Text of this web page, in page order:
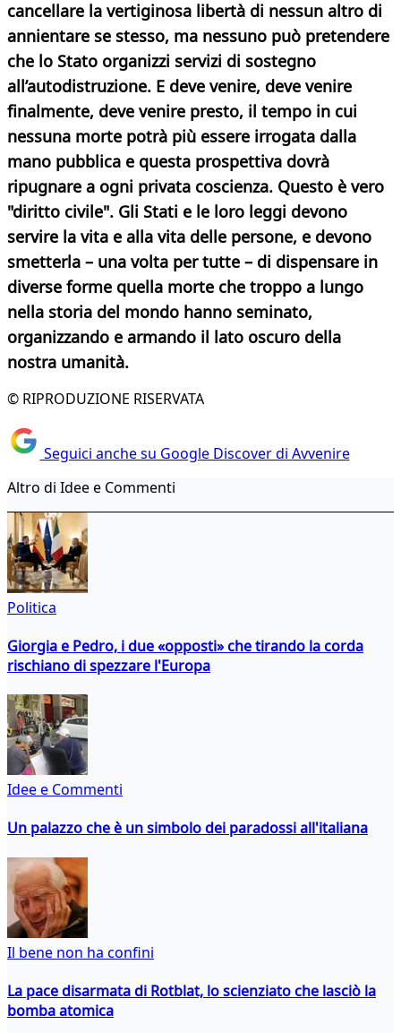
cancellare la vertiginosa libertà di nessun altro di
annientare se stesso, ma nessuno può pretendere
che lo Stato organizzi servizi di sostegno
all’autodistruzione. E deve venire, deve venire
finalmente, deve venire presto, il tempo in cui
nessuna morte potrà più essere irrogata dalla
mano pubblica e questa prospettiva dovrà
ripugnare a ogni privata coscienza. Questo è vero
"diritto civile". Gli Stati e le loro leggi devono
servire la vita e alla vita delle persone, e devono
smetterla – una volta per tutte – di dispensare in
diverse forme quella morte che troppo a lungo
nella storia del mondo hanno seminato,
organizzando e armando il lato oscuro della
nostra umanità.
© RIPRODUZIONE RISERVATA
Seguici anche su Google Discover di Avvenire
Altro di Idee e Commenti
Politica
Giorgia e Pedro, i due «opposti» che tirando la corda
rischiano di spezzare l'Europa
Idee e Commenti
Un palazzo che è un simbolo dei paradossi all'italiana
Il bene non ha confini
La pace disarmata di Rotblat, lo scienziato che lasciò la
bomba atomica